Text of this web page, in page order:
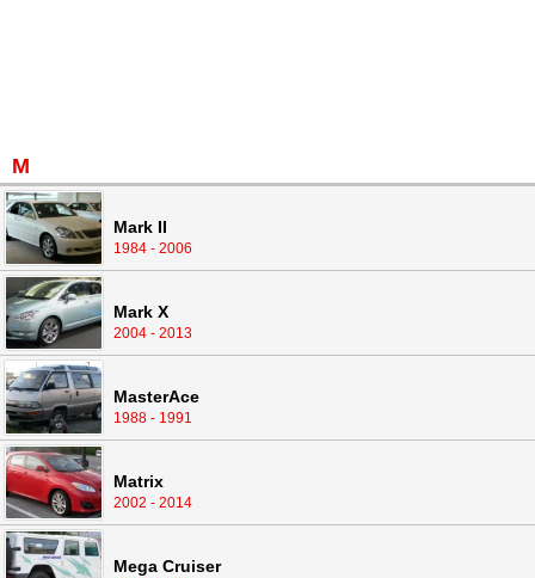
M
Mark II
1984 - 2006
Mark X
2004 - 2013
MasterAce
1988 - 1991
Matrix
2002 - 2014
Mega Cruiser